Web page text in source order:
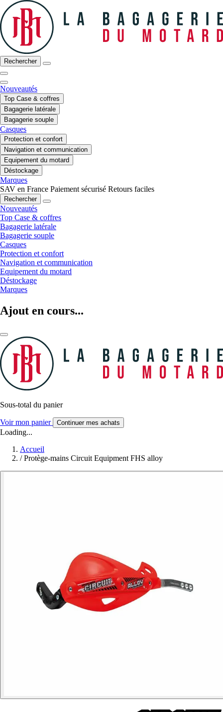
Rechercher
Nouveautés
Top Case & coffres
Bagagerie latérale
Bagagerie souple
Casques
Protection et confort
Navigation et communication
Equipement du motard
Déstockage
Marques
SAV en France Paiement sécurisé Retours faciles
Rechercher
Nouveautés
Top Case & coffres
Bagagerie latérale
Bagagerie souple
Casques
Protection et confort
Navigation et communication
Equipement du motard
Déstockage
Marques
Ajout en cours...
Sous-total du panier
Voir mon panier Continuer mes achats
Loading...
Accueil
/ Protège-mains Circuit Equipment FHS alloy